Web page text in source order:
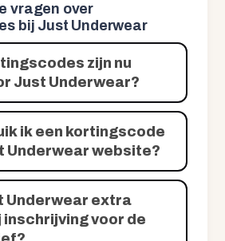
vragen over
bij Just Underwear
zijn nu
Just Underwear?
ik een kortingscode
Underwear website?
Underwear extra
inschrijving voor de